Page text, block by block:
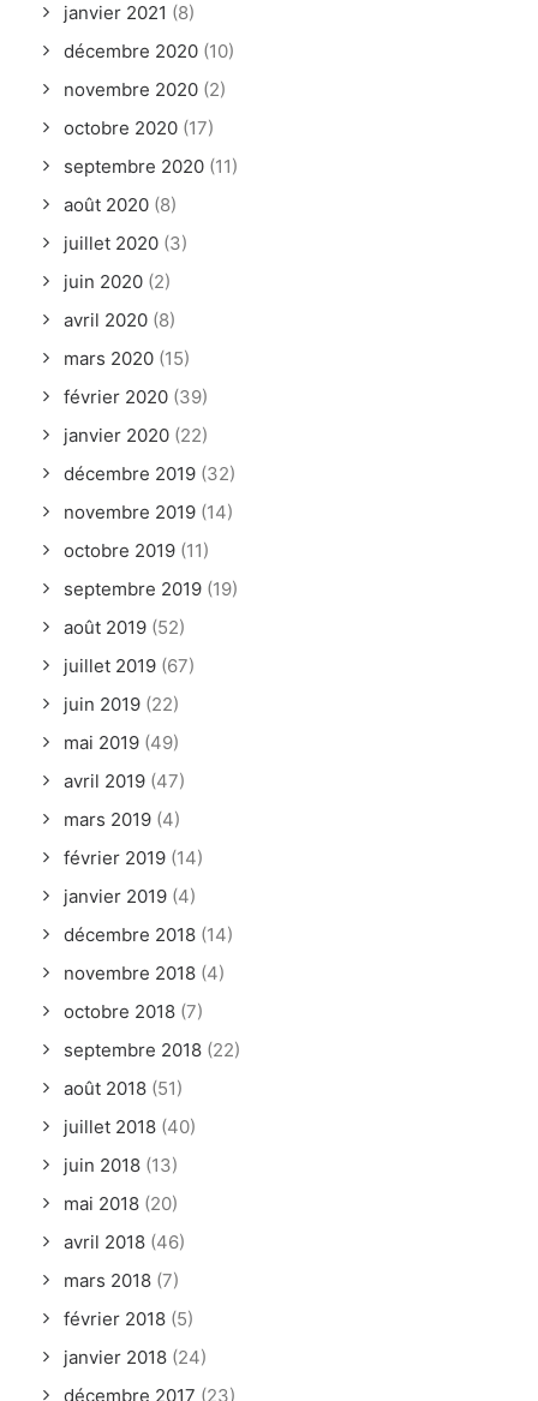
janvier 2021 (8)
décembre 2020 (10)
novembre 2020 (2)
octobre 2020 (17)
septembre 2020 (11)
août 2020 (8)
juillet 2020 (3)
juin 2020 (2)
avril 2020 (8)
mars 2020 (15)
février 2020 (39)
janvier 2020 (22)
décembre 2019 (32)
novembre 2019 (14)
octobre 2019 (11)
septembre 2019 (19)
août 2019 (52)
juillet 2019 (67)
juin 2019 (22)
mai 2019 (49)
avril 2019 (47)
mars 2019 (4)
février 2019 (14)
janvier 2019 (4)
décembre 2018 (14)
novembre 2018 (4)
octobre 2018 (7)
septembre 2018 (22)
août 2018 (51)
juillet 2018 (40)
juin 2018 (13)
mai 2018 (20)
avril 2018 (46)
mars 2018 (7)
février 2018 (5)
janvier 2018 (24)
décembre 2017 (23)